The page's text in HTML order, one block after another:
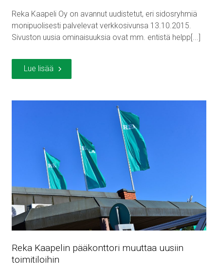
Reka Kaapeli Oy on avannut uudistetut, eri sidosryhmiä
monipuolisesti palvelevat verkkosivunsa 13.10.2015.
Sivuston uusia ominaisuuksia ovat mm. entistä helpp[...]
Lue lisää
Reka Kaapelin pääkonttori muuttaa uusiin
toimitiloihin